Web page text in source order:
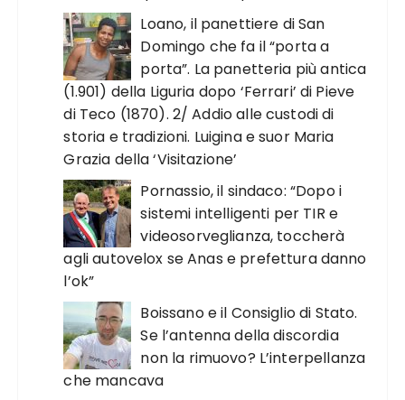
Loano, il panettiere di San
Domingo che fa il “porta a
porta”. La panetteria più antica
(1.901) della Liguria dopo ‘Ferrari’ di Pieve
di Teco (1870). 2/ Addio alle custodi di
storia e tradizioni. Luigina e suor Maria
Grazia della ‘Visitazione’
Pornassio, il sindaco: “Dopo i
sistemi intelligenti per TIR e
videosorveglianza, toccherà
agli autovelox se Anas e prefettura danno
l’ok”
Boissano e il Consiglio di Stato.
Se l’antenna della discordia
non la rimuovo? L’interpellanza
che mancava